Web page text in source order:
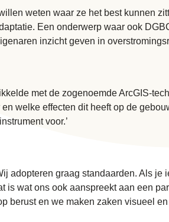
weten waar ze het best kunnen
. Een onderwerp waar ook
inzicht geven in
met de zogenoemde ArcGIS-
welke effecten dit heeft op de
voor.’
adopteren graag standaarden. Als
wat ons ook aanspreekt aan een
en we maken zaken visueel